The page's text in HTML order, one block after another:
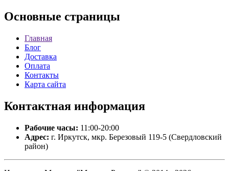
Основные страницы
Главная
Блог
Доставка
Оплата
Контакты
Карта сайта
Контактная информация
Рабочие часы: 11:00-20:00
Адрес: г. Иркутск, мкр. Березовый 119-5 (Свердловский
район)